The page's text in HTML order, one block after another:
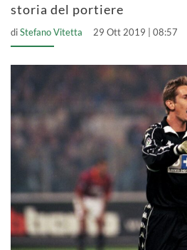
storia del portiere
diStefano Vitetta 29 Ott 2019 | 08:57